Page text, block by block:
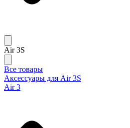
Air 3S
Все товары
Аксессуары для Air 3S
Air 3